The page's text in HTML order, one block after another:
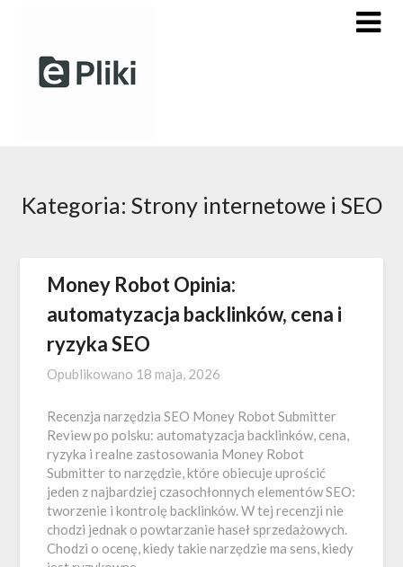
content
Kategoria: Strony internetowe i SEO
Money Robot Opinia:
automatyzacja backlinków, cena i
ryzyka SEO
Opublikowano 18 maja, 2026
Recenzja narzędzia SEO Money Robot Submitter
Review po polsku: automatyzacja backlinków, cena,
ryzyka i realne zastosowania Money Robot
Submitter to narzędzie, które obiecuje uprościć
jeden z najbardziej czasochłonnych elementów SEO:
tworzenie i kontrolę backlinków. W tej recenzji nie
chodzi jednak o powtarzanie haseł sprzedażowych.
Chodzi o ocenę, kiedy takie narzędzie ma sens, kiedy